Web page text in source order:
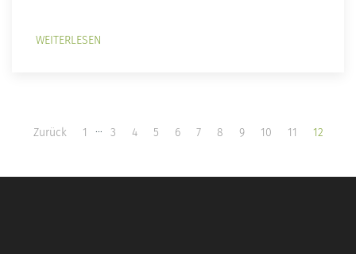
WEITERLESEN
Zurück 1 … 3 4 5 6 7 8 9 10 11 12